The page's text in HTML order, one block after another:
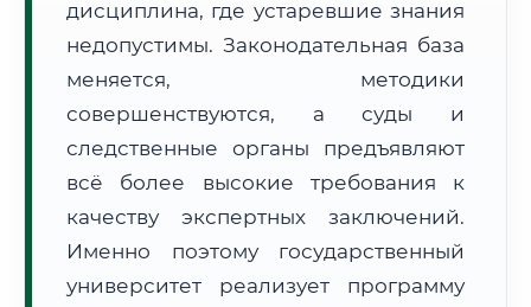
Формат учебы:
Дистанционно
🗺️ Зона обслуживания: г. Самара
• Маршрут транзита: ~2 127 км
дисциплина, где устаревшие знания
недопустимы. Законодательная база
меняется, методики
совершенствуются, а суды и
следственные органы предъявляют
всё более высокие требования к
качеству экспертных заключений.
Именно поэтому государственный
университет реализует программу